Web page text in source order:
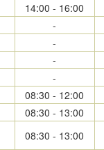
14:00 - 16:00
-
-
-
-
08:30 - 12:00
08:30 - 13:00
08:30 - 13:00